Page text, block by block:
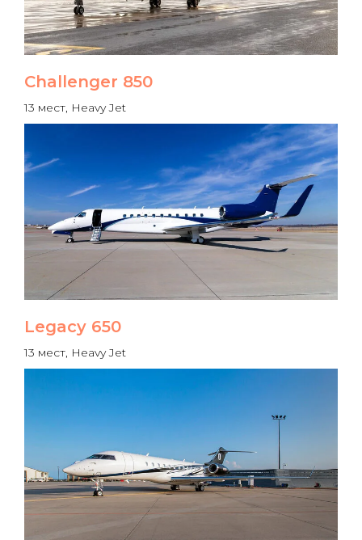
Challenger 850
13 мест, Heavy Jet
Legacy 650
13 мест, Heavy Jet